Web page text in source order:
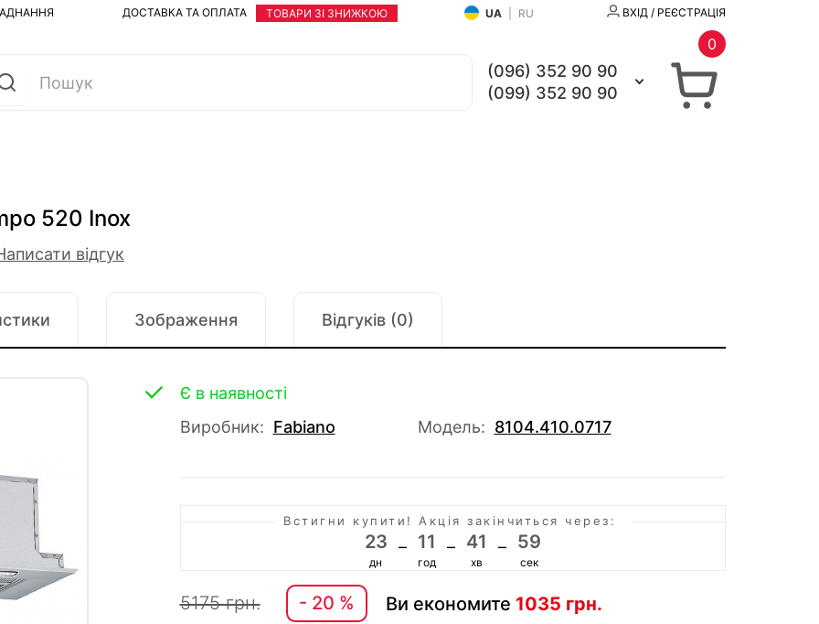
ДОСТАВКА ТА ОПЛАТА ТОВАРИ ЗІ ЗНИЖКОЮ UA RU ВХІД / РЕЄСТРАЦІЯ
(096) 352 90 90
(099) 352 90 90
0
520 Inox
відгук
Зображення Відгуків (0)
Є в наявності
Виробник: Fabiano Модель: 8104.410.0717
Встигни купити! Акція закінчиться через:
23
дн
– 11
год
– 41
хв
– 59
сек
5175 грн. - 20 % Ви економите 1035 грн.